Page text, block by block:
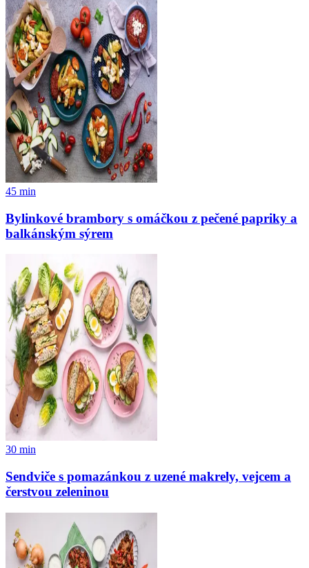
45 min
Bylinkové brambory s omáčkou z pečené papriky a
balkánským sýrem
30 min
Sendviče s pomazánkou z uzené makrely, vejcem a
čerstvou zeleninou